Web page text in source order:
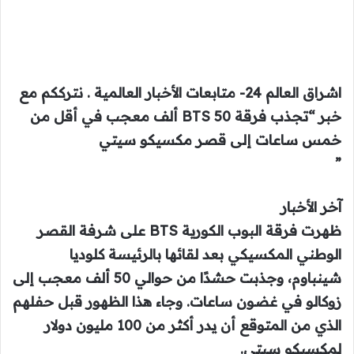
اشراق العالم 24- متابعات الأخبار العالمية . نترككم مع
خبر “تجذب فرقة BTS 50 ألف معجب في أقل من
خمس ساعات إلى قصر مكسيكو سيتي
”
آخر الأخبار
ظهرت فرقة البوب ​​الكورية BTS على شرفة القصر
الوطني المكسيكي بعد لقائها بالرئيسة كلوديا
شينباوم، وجذبت حشدًا من حوالي 50 ألف معجب إلى
زوكالو في غضون ساعات. وجاء هذا الظهور قبل حفلهم
الذي من المتوقع أن يدر أكثر من 100 مليون دولار
لمكسيكو سيتي.